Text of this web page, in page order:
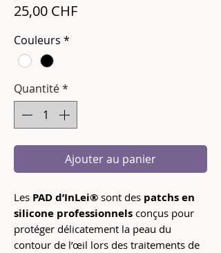
25,00 CHFPrix
Couleurs *
Quantité*
Ajouter au panier
Les PAD d’InLei® sont des patchs en
silicone professionnels conçus pour
protéger délicatement la peau du
contour de l’œil lors des traitements de